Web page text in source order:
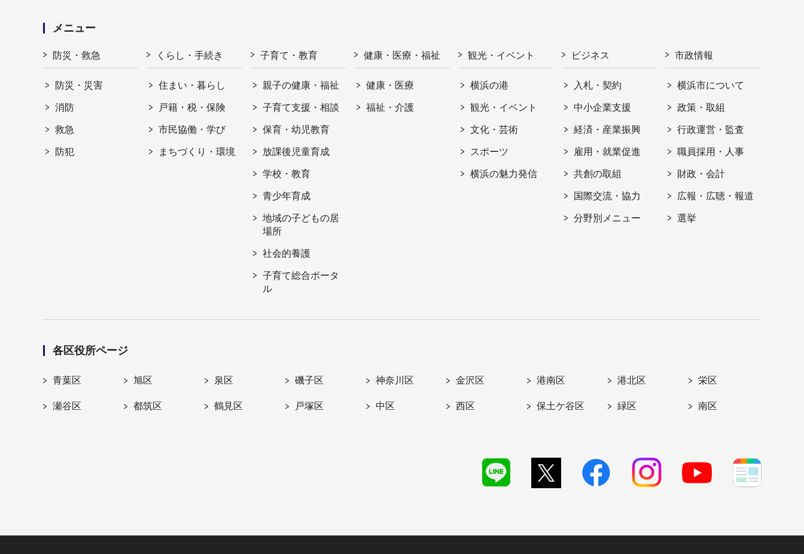
メニュー
防災・救急
防災・災害
消防
救急
防犯
くらし・手続き
住まい・暮らし
戸籍・税・保険
市民協働・学び
まちづくり・環境
子育て・教育
親子の健康・福祉
子育て支援・相談
保育・幼児教育
放課後児童育成
学校・教育
青少年育成
地域の子どもの居
場所
社会的養護
子育て総合ポータ
ル
健康・医療・福祉
健康・医療
福祉・介護
観光・イベント
横浜の港
観光・イベント
文化・芸術
スポーツ
横浜の魅力発信
ビジネス
入札・契約
中小企業支援
経済・産業振興
雇用・就業促進
共創の取組
国際交流・協力
分野別メニュー
市政情報
横浜市について
政策・取組
行政運営・監査
職員採用・人事
財政・会計
広報・広聴・報道
選挙
各区役所ページ
青葉区 旭区 泉区 磯子区 神奈川区 金沢区 港南区 港北区 栄区
瀬谷区 都筑区 鶴見区 戸塚区 中区 西区 保土ケ谷区 緑区 南区